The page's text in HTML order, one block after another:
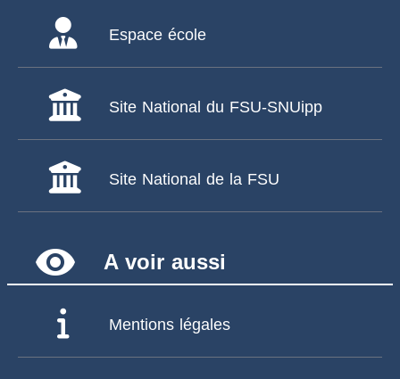
Espace école
Site National du FSU-SNUipp
Site National de la FSU
remove_red_eye A voir aussi
Mentions légales